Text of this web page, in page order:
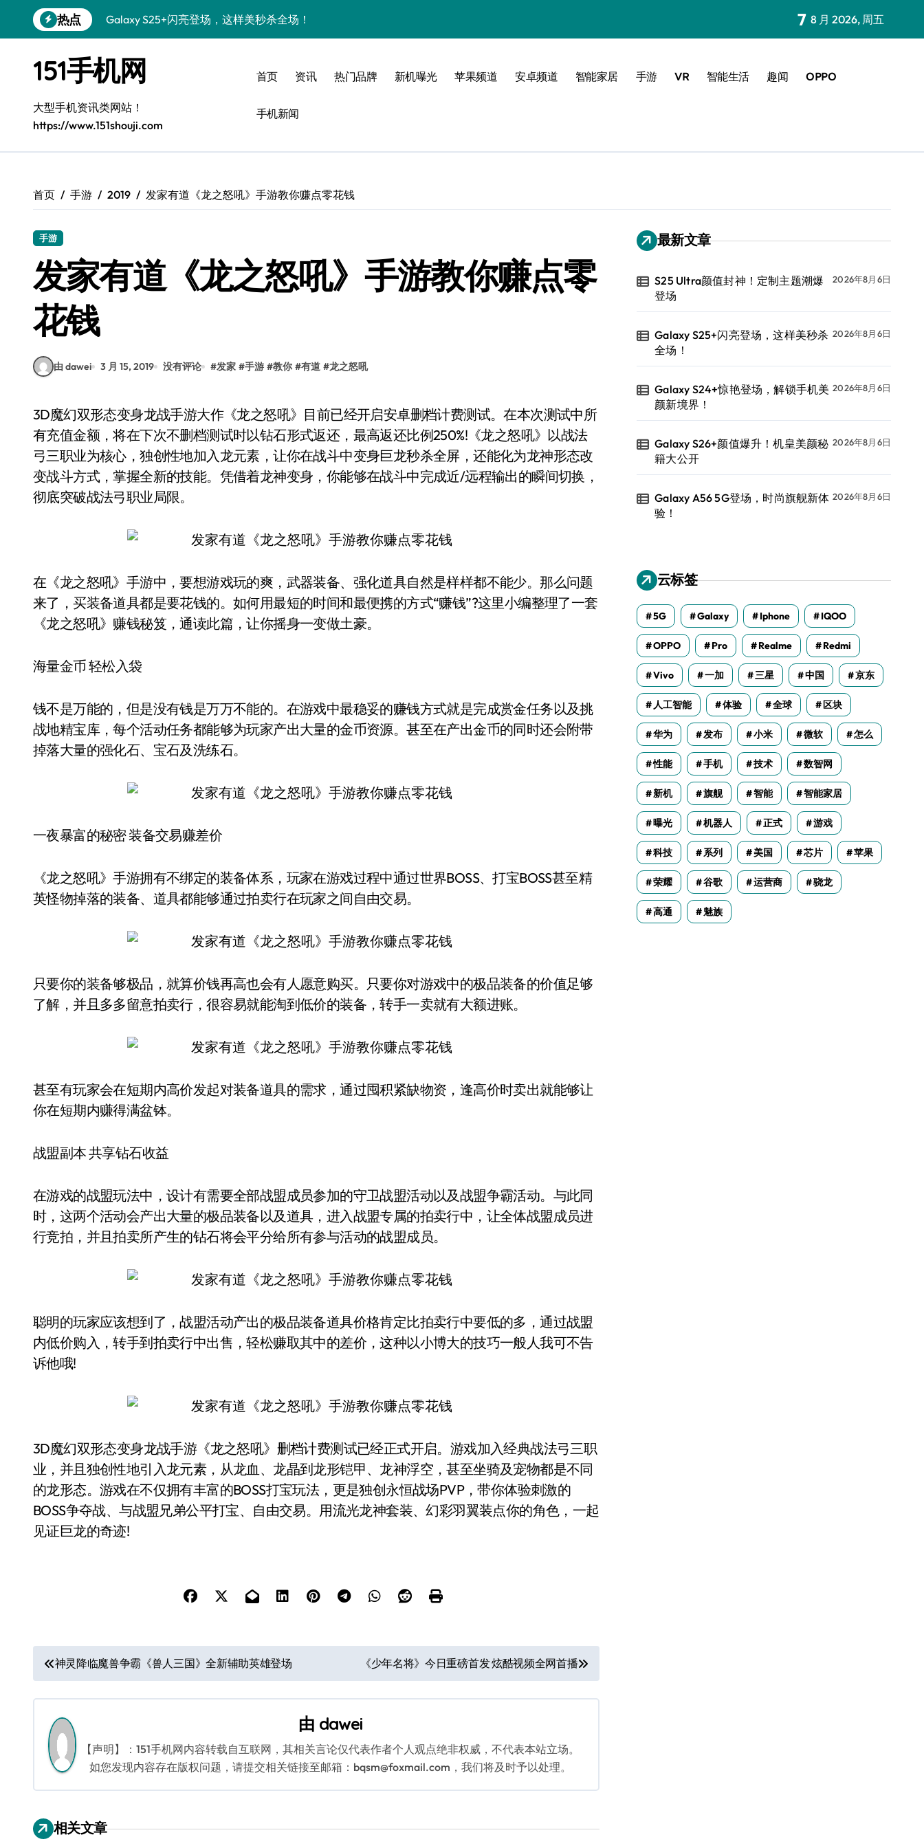
到
热点
Galaxy S25+闪亮登场，这样美秒杀全场！
Galaxy S26+颜值爆升！机皇美颜秘籍大公开
Galaxy A56 5G登场，时尚旗舰新体验！
三星Galaxy S26发布：个性美化全攻略
Galaxy S25美颜密码：秒变个性酷机！
Galaxy C55 5G登场，演绎三星美学新巅峰！
S25 Ultra颜值封神！定制主题潮爆登场
7 8 月 2026, 周五
151手机网
大型手机资讯类网站！
https://www.151shouji.com
首页 资讯 热门品牌 新机曝光 苹果频道 安卓频道 智能家居 手游 VR 智能生活 趣闻 OPPO
手机新闻
首页 手游 2019 发家有道《龙之怒吼》手游教你赚点零花钱
手游
发家有道《龙之怒吼》手游教你赚点零
花钱
由 dawei 3 月 15, 2019 没有评论 #发家 #手游 #教你 #有道 #龙之怒吼
3D魔幻双形态变身龙战手游大作《龙之怒吼》目前已经开启安卓删档计费测试。在本次测试中所
有充值金额，将在下次不删档测试时以钻石形式返还，最高返还比例250%!《龙之怒吼》以战法
弓三职业为核心，独创性地加入龙元素，让你在战斗中变身巨龙秒杀全屏，还能化为龙神形态改
变战斗方式，掌握全新的技能。凭借着龙神变身，你能够在战斗中完成近/远程输出的瞬间切换，
彻底突破战法弓职业局限。
在《龙之怒吼》手游中，要想游戏玩的爽，武器装备、强化道具自然是样样都不能少。那么问题
来了，买装备道具都是要花钱的。如何用最短的时间和最便携的方式“赚钱”?这里小编整理了一套
《龙之怒吼》赚钱秘笈，通读此篇，让你摇身一变做土豪。
海量金币 轻松入袋
钱不是万能的，但是没有钱是万万不能的。在游戏中最稳妥的赚钱方式就是完成赏金任务以及挑
战地精宝库，每个活动任务都能够为玩家产出大量的金币资源。甚至在产出金币的同时还会附带
掉落大量的强化石、宝石及洗练石。
一夜暴富的秘密 装备交易赚差价
《龙之怒吼》手游拥有不绑定的装备体系，玩家在游戏过程中通过世界BOSS、打宝BOSS甚至精
英怪物掉落的装备、道具都能够通过拍卖行在玩家之间自由交易。
只要你的装备够极品，就算价钱再高也会有人愿意购买。只要你对游戏中的极品装备的价值足够
了解，并且多多留意拍卖行，很容易就能淘到低价的装备，转手一卖就有大额进账。
甚至有玩家会在短期内高价发起对装备道具的需求，通过囤积紧缺物资，逢高价时卖出就能够让
你在短期内赚得满盆钵。
战盟副本 共享钻石收益
在游戏的战盟玩法中，设计有需要全部战盟成员参加的守卫战盟活动以及战盟争霸活动。与此同
时，这两个活动会产出大量的极品装备以及道具，进入战盟专属的拍卖行中，让全体战盟成员进
行竞拍，并且拍卖所产生的钻石将会平分给所有参与活动的战盟成员。
聪明的玩家应该想到了，战盟活动产出的极品装备道具价格肯定比拍卖行中要低的多，通过战盟
内低价购入，转手到拍卖行中出售，轻松赚取其中的差价，这种以小博大的技巧一般人我可不告
诉他哦!
3D魔幻双形态变身龙战手游《龙之怒吼》删档计费测试已经正式开启。游戏加入经典战法弓三职
业，并且独创性地引入龙元素，从龙血、龙晶到龙形铠甲、龙神浮空，甚至坐骑及宠物都是不同
的龙形态。游戏在不仅拥有丰富的BOSS打宝玩法，更是独创永恒战场PVP，带你体验刺激的
BOSS争夺战、与战盟兄弟公平打宝、自由交易。用流光龙神套装、幻彩羽翼装点你的角色，一起
见证巨龙的奇迹!
文
章
导
航
神灵降临魔兽争霸《兽人三国》全新辅助英雄登场 《少年名将》今日重磅首发 炫酷视频全网首播
由 dawei
【声明】：151手机网内容转载自互联网，其相关言论仅代表作者个人观点绝非权威，不代表本站立场。
如您发现内容存在版权问题，请提交相关链接至邮箱：bqsm@foxmail.com，我们将及时予以处理。
相关文章
最新文章
S25 Ultra颜值封神！定制主题潮爆
登场
2026年8月6日
Galaxy S25+闪亮登场，这样美秒杀
全场！
2026年8月6日
Galaxy S24+惊艳登场，解锁手机美
颜新境界！
2026年8月6日
Galaxy S26+颜值爆升！机皇美颜秘
籍大公开
2026年8月6日
Galaxy A56 5G登场，时尚旗舰新体
验！
2026年8月6日
云标签
5G Galaxy Iphone IQOO
OPPO Pro Realme Redmi
Vivo 一加 三星 中国 京东
人工智能 体验 全球 区块
华为 发布 小米 微软 怎么
性能 手机 技术 数智网
新机 旗舰 智能 智能家居
曝光 机器人 正式 游戏
科技 系列 美国 芯片 苹果
荣耀 谷歌 运营商 骁龙
高通 魅族